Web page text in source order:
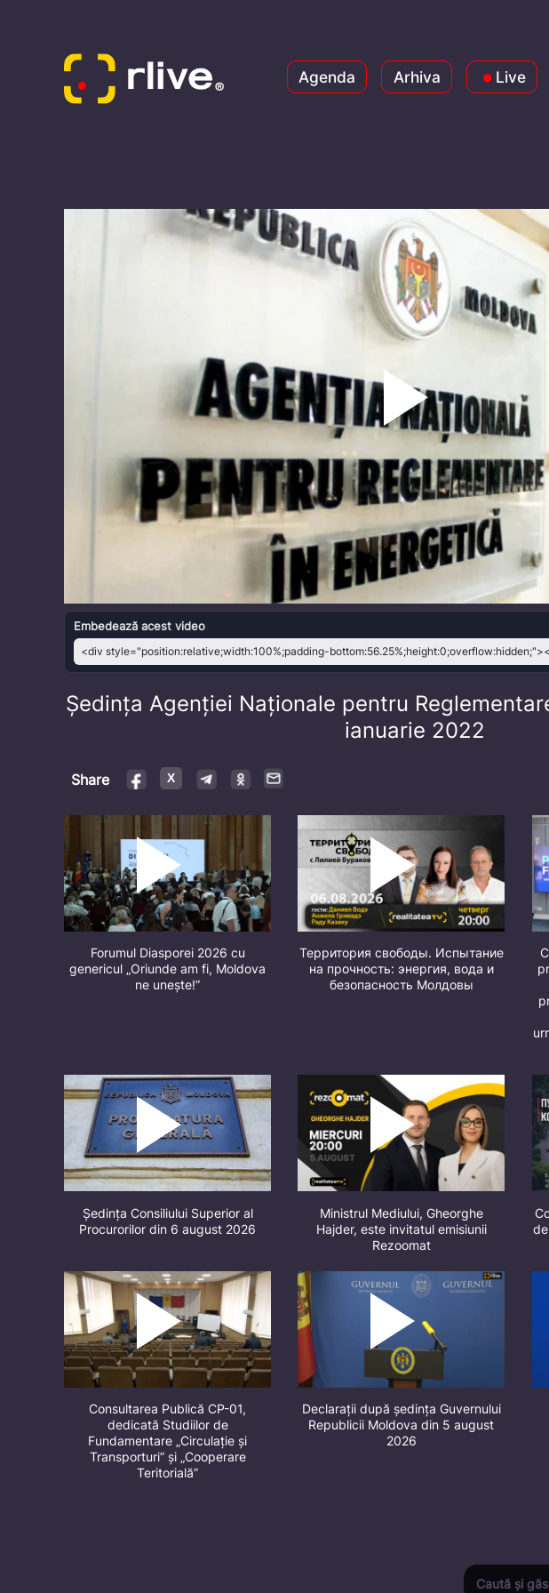
Agenda Arhiva Live
Embedează acest video
Ședința Agenției Naționale pentru
ianuarie 2022
Share
Forumul Diasporei 2026 cu
genericul „Oriunde am fi, Moldova
ne unește!”
Территория свободы. Испытание
на прочность: энергия, вода и
безопасность Молдовы
Ședința Consiliului Superior al
Procurorilor din 6 august 2026
Ministrul Mediului, Gheorghe
Hajder, este invitatul emisiunii
Rezoomat
Consultarea Publică CP-01,
dedicată Studiilor de
Fundamentare „Circulație și
Transporturi” și „Cooperare
Teritorială”
Declarații după ședința Guvernului
Republicii Moldova din 5 august
2026